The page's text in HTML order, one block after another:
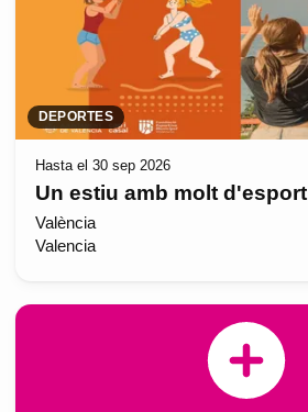
DEPORTES
Hasta el 30 sep 2026
Un estiu amb molt d'esport
València
Valencia